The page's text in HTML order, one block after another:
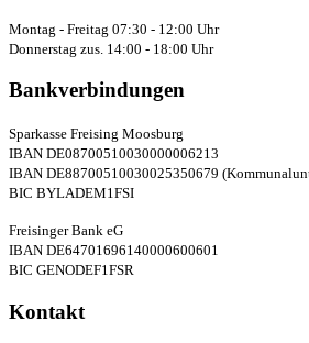
Montag - Freitag 07:30 - 12:00 Uhr
Donnerstag zus. 14:00 - 18:00 Uhr
Bankverbindungen
Sparkasse Freising Moosburg
IBAN DE08700510030000006213
IBAN DE88700510030025350679
BIC BYLADEM1FSI
Freisinger Bank eG
IBAN DE64701696140000600601
BIC GENODEF1FSR
Kontakt